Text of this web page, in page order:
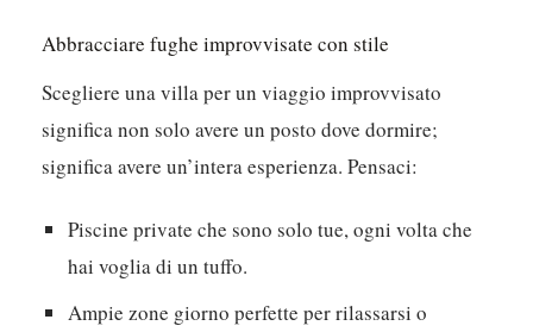
Abbracciare fughe improvvisate con stile
Scegliere una villa per un viaggio improvvisato
significa non solo avere un posto dove dormire;
significa avere un’intera esperienza. Pensaci:
Piscine private che sono solo tue, ogni volta che
hai voglia di un tuffo.
Ampie zone giorno perfette per rilassarsi o